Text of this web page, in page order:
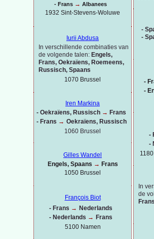
-
-
-
-
-
-
In
de
- Frans → Albanees
1932 Sint-Stevens-Woluwe
Iurii Abdusa
In verschillende combinaties van
de volgende talen: Engels,
Frans, Oekraïens, Roemeens,
Russisch, Spaans
1070 Brussel
Iren Markina
- Oekraïens, Russisch → Frans
- Frans → Oekraïens, Russisch
1060 Brussel
Gilles Wandel
Engels, Spaans → Frans
1050 Brussel
François Biot
- Frans → Nederlands
- Nederlands → Frans
5100 Namen